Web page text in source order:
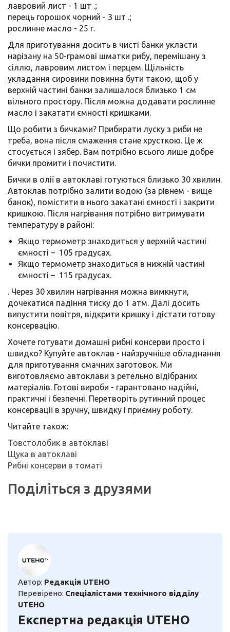
лавровий лист - 1 шт .;
перець горошок чорний - 3 шт .;
рослинне масло - 25 г.
Для приготування досить в чисті банки укласти
нарізану на 50-грамові шматки рибу, перемішану з
сіллю, лавровим листом і перцем. Щільність
укладання сировини повинна бути такою, щоб у
верхній частині банки залишалося близько 1 см
вільного простору. Після можна додавати рослинне
масло і закатати ємності кришками.
Що робити з бичками? Прибирати луску з риби не
треба, вона після смаження стане хрусткою. Це ж
стосується і зябер. Вам потрібно всього лише добре
бички промити і почистити.
Бички в олії в автоклаві готуються близько 30 хвилин.
Автоклав потрібно залити водою (за рівнем - вище
банок), помістити в нього закатані ємності і закрити
кришкою. Після нагрівання потрібно витримувати
температуру в районі:
Якщо термометр знаходиться у верхній частині
ємності – 105 градусах.
Якщо термометр знаходиться в нижній частині
ємності – 115 градусах.
. Через 30 хвилин нагрівання можна вимкнути,
дочекатися падіння тиску до 1 атм. Далі досить
випустити повітря, відкрити кришку і дістати готову
консервацію.
Хочете готувати домашні рибні консерви просто і
швидко? Купуйте автоклав - найзручніше обладнання
для приготування смачних заготовок. Ми
виготовляємо автоклави з ретельно відібраних
матеріалів. Готові вироби - гарантовано надійні,
практичні і безпечні. Перетворіть рутинний процес
консервації в зручну, швидку і приємну роботу.
Читайте також:
Товстолобик в автоклаві
Щука в автоклаві
Рибні консерви в томаті
Поділіться з друзями
Автор: Редакція UTEHO
Перевірено: Спеціалістами технічного відділу
UTEHO
Експертна редакція UTEHO